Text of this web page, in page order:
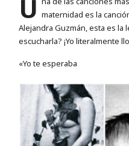
U maternidad es la
Alejandra Guzmán, esta es la
escucharla? ¡Yo literalmente
«Yo te esperaba